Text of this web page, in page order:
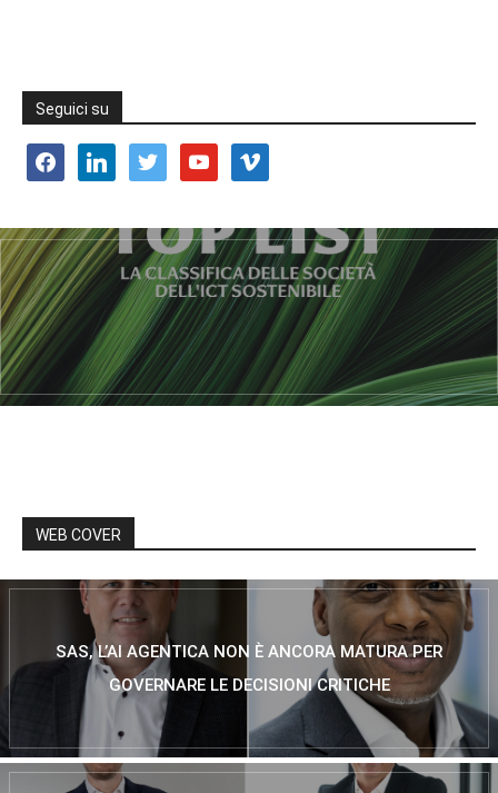
Seguici su
facebooklinkedin twitter youtube vimeo
WEB COVER
SAS, L’AI AGENTICA NON È ANCORA MATURA PER
GOVERNARE LE DECISIONI CRITICHE